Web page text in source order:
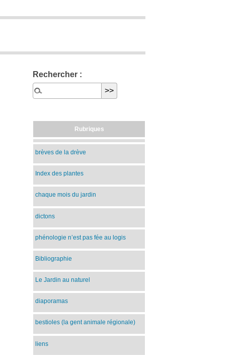
Rechercher :
Rubriques
brèves de la drève
Index des plantes
chaque mois du jardin
dictons
phénologie n’est pas fée au logis
Bibliographie
Le Jardin au naturel
diaporamas
bestioles (la gent animale régionale)
liens